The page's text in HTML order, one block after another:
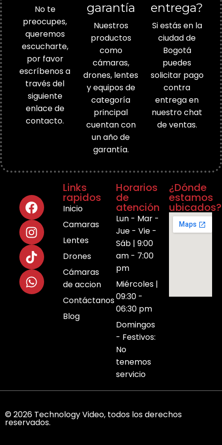
No te
preocupes,
queremos
escucharte,
por favor
escríbenos a
través del
siguiente
enlace de
contacto.
garantía
Nuestros
productos
como
cámaras,
drones, lentes
y equipos de
categoría
principal
cuentan con
un año de
garantía.
entrega?
Si estás en la
ciudad de
Bogotá
puedes
solicitar pago
contra
entrega en
nuestro chat
de ventas.
Links
rapidos
Inicio
Camaras
Lentes
Drones
Cámaras
de accion
Contáctanos
Blog
Horarios
de
atención
Lun - Mar -
Jue - Vie -
Sáb | 9:00
am - 7:00
pm
Miércoles |
09:30 -
06:30 pm
Domingos
- Festivos:
No
tenemos
servicio
¿Dónde
estamos
ubicados?
© 2026 Technology Video, todos los derechos
reservados.